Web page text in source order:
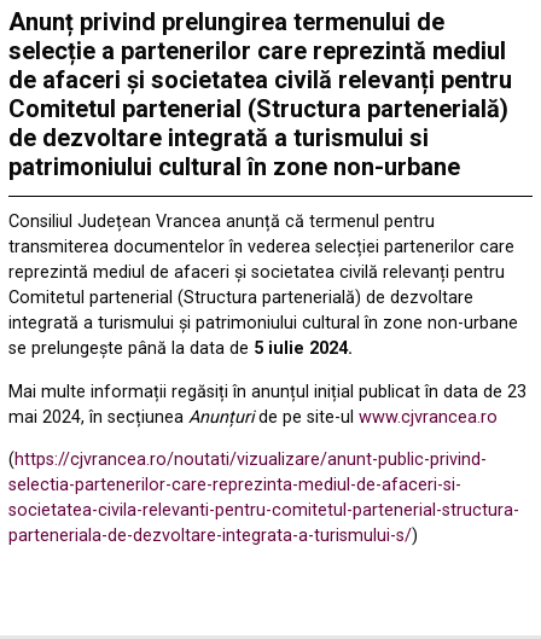
Anunț privind prelungirea termenului de
selecție a partenerilor care reprezintă mediul
de afaceri și societatea civilă relevanți pentru
Comitetul partenerial (Structura partenerială)
de dezvoltare integrată a turismului si
patrimoniului cultural în zone non-urbane
Consiliul Județean Vrancea anunță că termenul pentru
transmiterea documentelor în vederea selecției partenerilor care
reprezintă mediul de afaceri și societatea civilă relevanți pentru
Comitetul partenerial (Structura partenerială) de dezvoltare
integrată a turismului și patrimoniului cultural în zone non-urbane
se prelungește până la data de 5 iulie 2024.
Mai multe informații regăsiți în anunțul inițial publicat în data de 23
mai 2024, în secțiuneaAnunțuride pe site-ulwww.cjvrancea.ro
(https://cjvrancea.ro/noutati/vizualizare/anunt-public-privind-
selectia-partenerilor-care-reprezinta-mediul-de-afaceri-si-
societatea-civila-relevanti-pentru-comitetul-partenerial-structura-
parteneriala-de-dezvoltare-integrata-a-turismului-s/)